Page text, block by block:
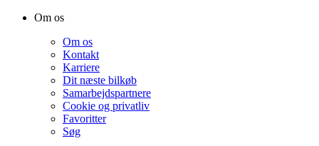
Om os
Om os
Kontakt
Karriere
Dit næste bilkøb
Samarbejdspartnere
Cookie og privatliv
Favoritter
Søg